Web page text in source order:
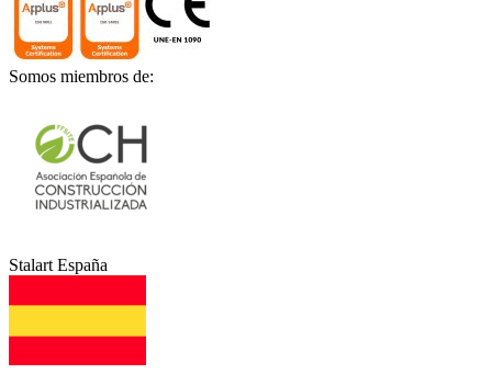
Somos miembros de:
Stalart España